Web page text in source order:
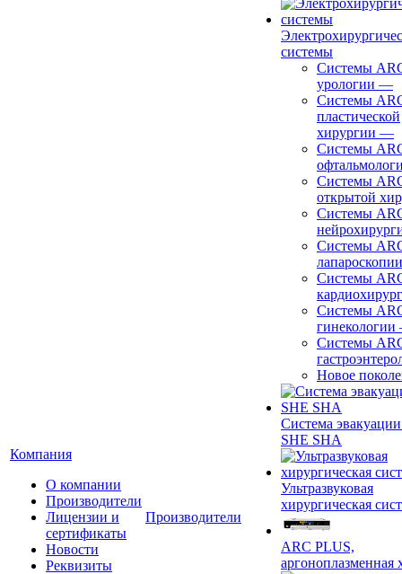
Компания
О компании
Производители
Лицензии и
сертификаты
Новости
Реквизиты
Производители
системы
Системы
урологии —
Системы
пластической
хирургии —
Системы
Системы
открытой
Системы
Системы
лапароскопии
Системы
Системы
гинекологии
Системы
Новое
Система
SHE SHA
Ультразвуковая
хирургическая
ARC PLUS,
аргоноплазменная